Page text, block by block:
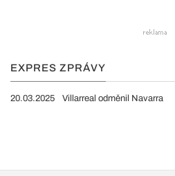
EXPRES ZPRÁVY
20.03.2025 Villarreal odměnil Navarra